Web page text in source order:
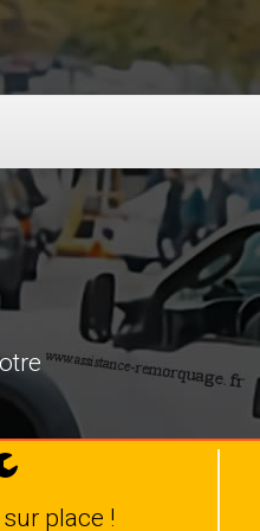
Dépannage
place !